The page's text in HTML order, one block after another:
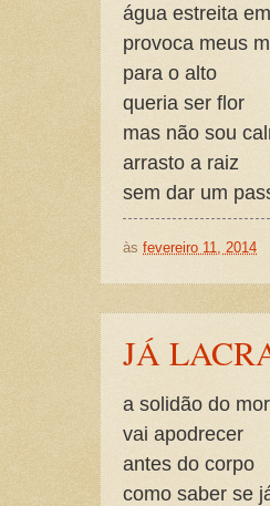
água estreita
provoca meus
para o alto
queria ser flor
mas não sou
arrasto a raiz
sem dar um
às fevereiro 11, 2014
JÁ
a solidão do
vai apodrecer
antes do corpo
como saber se